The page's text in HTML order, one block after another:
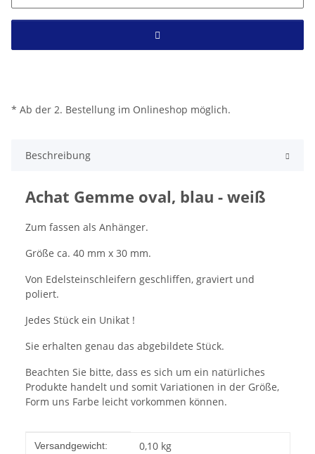
* Ab der 2. Bestellung im Onlineshop möglich.
Beschreibung
Achat Gemme oval, blau - weiß
Zum fassen als Anhänger.
Größe ca. 40 mm x 30 mm.
Von Edelsteinschleifern geschliffen, graviert und
poliert.
Jedes Stück ein Unikat !
Sie erhalten genau das abgebildete Stück.
Beachten Sie bitte, dass es sich um ein natürliches
Produkte handelt und somit Variationen in der Größe,
Form uns Farbe leicht vorkommen können.
Produkteigenschaft
Wert
Versandgewicht: 0,10 kg